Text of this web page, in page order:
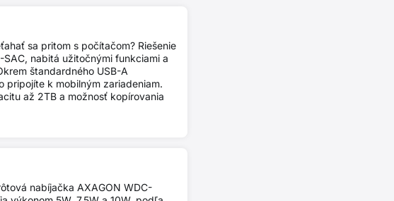
sa pritom s počítačom? Riešenie
nabitá užitočnými funkciami a
štandardného USB-A
pripojíte k mobilným zariadeniam.
až 2TB a možnosť kopírovania
nabíjačka AXAGON WDC-